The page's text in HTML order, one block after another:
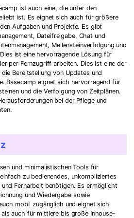
ist auch eine, die unter den
ist. Es eignet sich auch für größere
Aufgaben und Projekte. Es gibt
Dateifreigabe, Chat und
Meilensteinverfolgung und
ist eine hervorragende Lösung für
per Fernzugriff arbeiten. Dies ist eine der
Bereitstellung von Updates und
Basecamp eignet sich hervorragend für
und die Verfolgung von Zeitplänen.
bei der Pflege und
und minimalistischen Tools für
zu bedienendes, unkompliziertes
Fernarbeit benötigen. Es ermöglicht
und Wiedergabe sowie
mobil zugänglich und eignet sich
auch für mittlere bis große Inhouse-